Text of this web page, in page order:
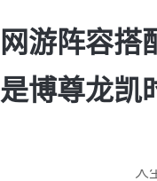
网游阵容搭
是博尊龙凯
人